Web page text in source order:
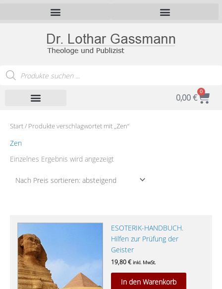
Products
search
0,00€
0
Start/ Produkte verschlagwortet mit „Zen“
Zen
Einzelnes Ergebnis wird angezeigt
ESOTERIK-HANDBUCH.
Hilfen zur Prüfung der
Geister
19,80€ inkl. MwSt.
In den Warenkorb